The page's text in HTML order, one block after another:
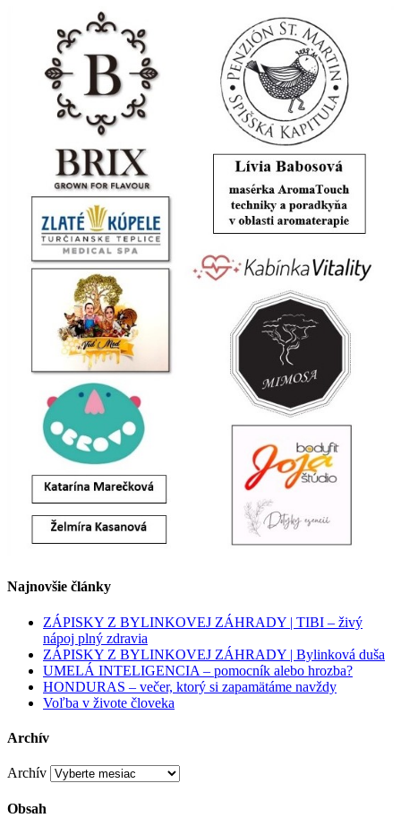
Najnovšie články
ZÁPISKY Z BYLINKOVEJ ZÁHRADY | TIBI – živý
nápoj plný zdravia
ZÁPISKY Z BYLINKOVEJ ZÁHRADY | Bylinková duša
UMELÁ INTELIGENCIA – pomocník alebo hrozba?
HONDURAS – večer, ktorý si zapamätáme navždy
Voľba v živote človeka
Archív
Archív
Obsah